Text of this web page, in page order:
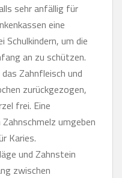
sehr anfällig für
eine
Schulkindern, um die
an zu schützen.
Zahnfleisch und
zurückgezogen,
frei. Eine
umgeben
Karies.
und Zahnstein
zwischen